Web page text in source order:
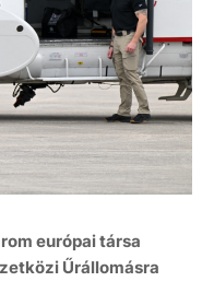
európai társa
Űrállomásra